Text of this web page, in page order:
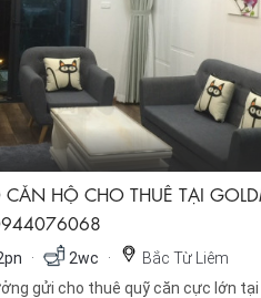
HỘ CHO THUÊ TẠI
· 2wc ·
Bắc Từ Liêm
gửi cho thuê quỹ căn cực lớn